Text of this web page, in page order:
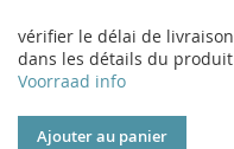
vérifier le délai de livraison
dans les détails du produit
Voorraad info
Ajouter au panier